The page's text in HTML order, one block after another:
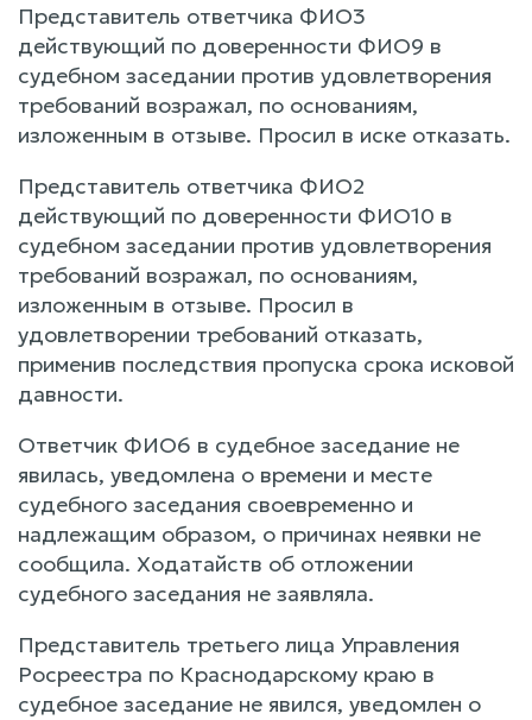
Представитель ответчика ФИО3
действующий по доверенности ФИО9 в
судебном заседании против удовлетворения
требований возражал, по основаниям,
изложенным в отзыве. Просил в иске отказать.
Представитель ответчика ФИО2
действующий по доверенности ФИО10 в
судебном заседании против удовлетворения
требований возражал, по основаниям,
изложенным в отзыве. Просил в
удовлетворении требований отказать,
применив последствия пропуска срока исковой
давности.
Ответчик ФИО6 в судебное заседание не
явилась, уведомлена о времени и месте
судебного заседания своевременно и
надлежащим образом, о причинах неявки не
сообщила. Ходатайств об отложении
судебного заседания не заявляла.
Представитель третьего лица Управления
Росреестра по Краснодарскому краю в
судебное заседание не явился, уведомлен о